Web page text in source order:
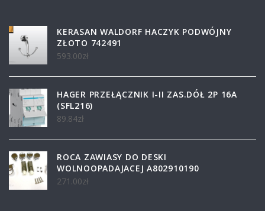
KERASAN WALDORF HACZYK PODWÓJNY
ZŁOTO 742491
593.00zł
HAGER PRZEŁĄCZNIK I-II ZAS.DÓŁ 2P 16A
(SFL216)
89.84zł
ROCA ZAWIASY DO DESKI
WOLNOOPADAJACEJ A802910190
271.00zł